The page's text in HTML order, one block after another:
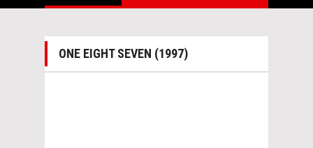
ONE EIGHT SEVEN (1997)